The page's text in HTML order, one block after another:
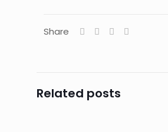
Share
Related posts